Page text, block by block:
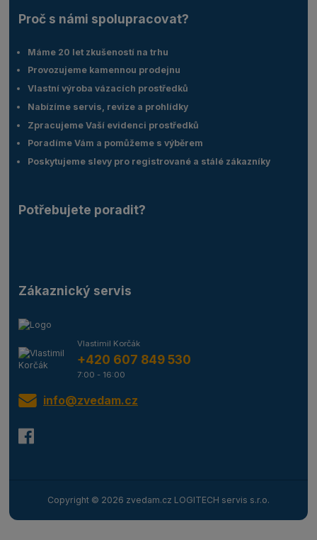
Proč s námi spolupracovat?
Máme 20 let zkušeností na trhu
Provozujeme kamennou prodejnu
Vlastní výroba vázacích prostředků
Nabízíme servis, revize a prohlídky
Zpracujeme Vaší evidenci prostředků
Poradíme Vám a pomůžeme s výběrem
Poskytujeme slevy pro registrované a stálé zákazníky
Potřebujete poradit?
Zákaznický servis
Vlastimil Korčák
+420 607 849 530
7:00 - 16:00
info@zvedam.cz
Copyright © 2026 zvedam.cz LOGITECH servis s.r.o.